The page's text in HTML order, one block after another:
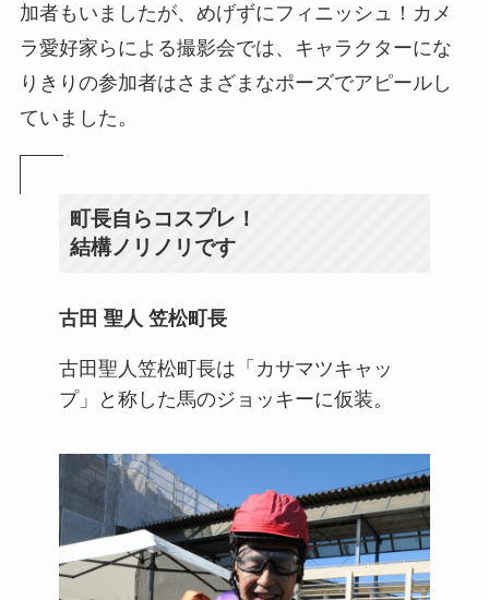
加者もいましたが、めげずにフィニッシュ！カメ
ラ愛好家らによる撮影会では、キャラクターにな
りきりの参加者はさまざまなポーズでアピールし
ていました。
町長自らコスプレ！
結構ノリノリです
古田 聖人 笠松町長
古田聖人笠松町長は「カサマツキャッ
プ」と称した馬のジョッキーに仮装。